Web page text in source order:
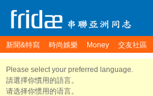
新聞&特寫 時尚娛樂 Money 交友社區
Please select your preferred language.
請選擇你慣用的語言。
请选择你惯用的语言。